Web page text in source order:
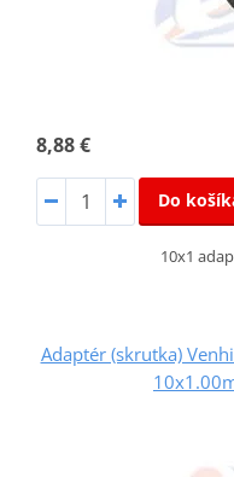
8,88 €
Do
10x1
Adaptér (skrutka)